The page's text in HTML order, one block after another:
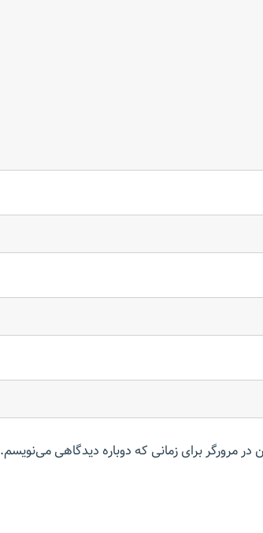
در مرورگر برای زمانی که دوباره دیدگاهی می‌نویسم.